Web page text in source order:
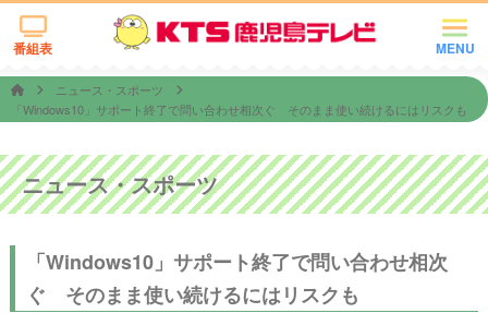
MENU
番組表
ニュース・スポーツ
「Windows10」サポート終了で問い合わせ相次ぐ そのまま使い続けるにはリスクも
ニュース・スポーツ
「Windows10」サポート終了で問い合わせ相次
ぐ そのまま使い続けるにはリスクも